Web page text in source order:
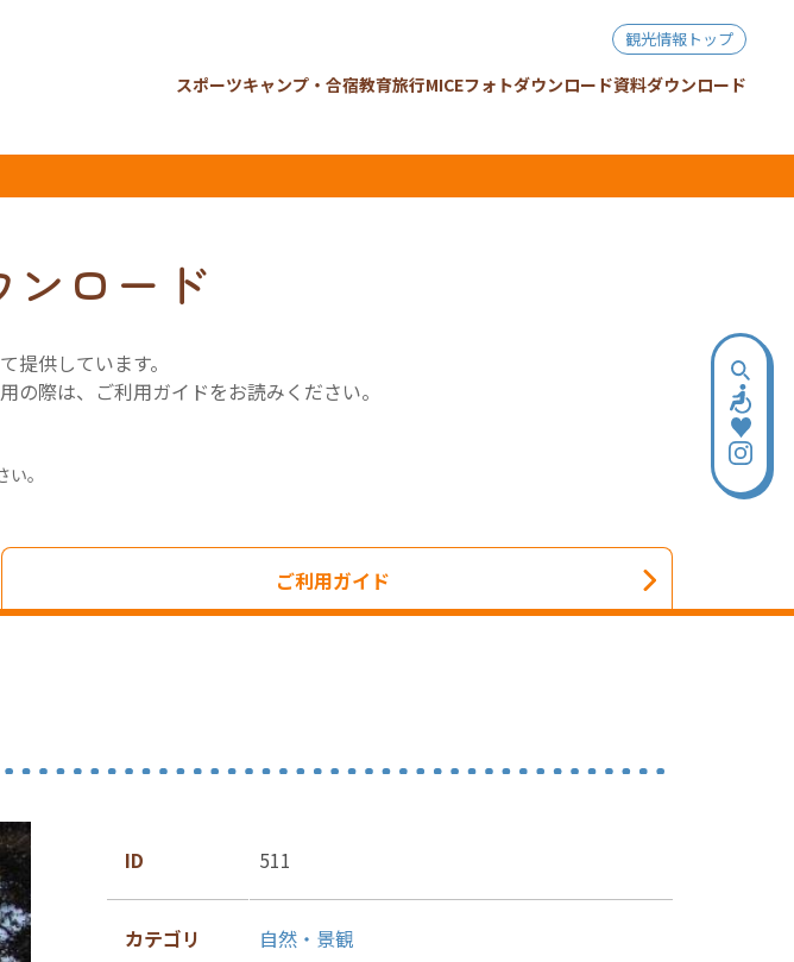
観光情報トップ
スポーツキャンプ・合宿教育旅行MICEフォトダウンロード資料ダウンロード
ンロード
供しています。
際は、ご利用ガイドをお読みください。
。
ご利用ガイド
ID 511
カテゴリ 自然・景観